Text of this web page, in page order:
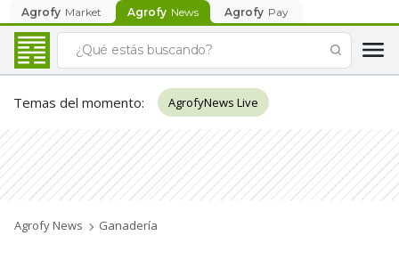
Agrofy Market Agrofy News Agrofy Pay
Temas del momento: AgrofyNews Live
Agrofy News Ganadería